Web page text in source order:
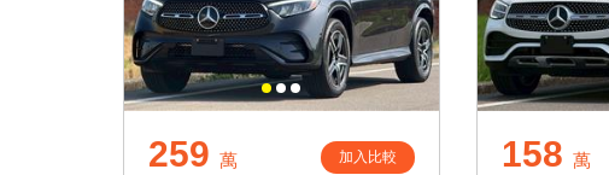
259 萬 加入比較 158 萬